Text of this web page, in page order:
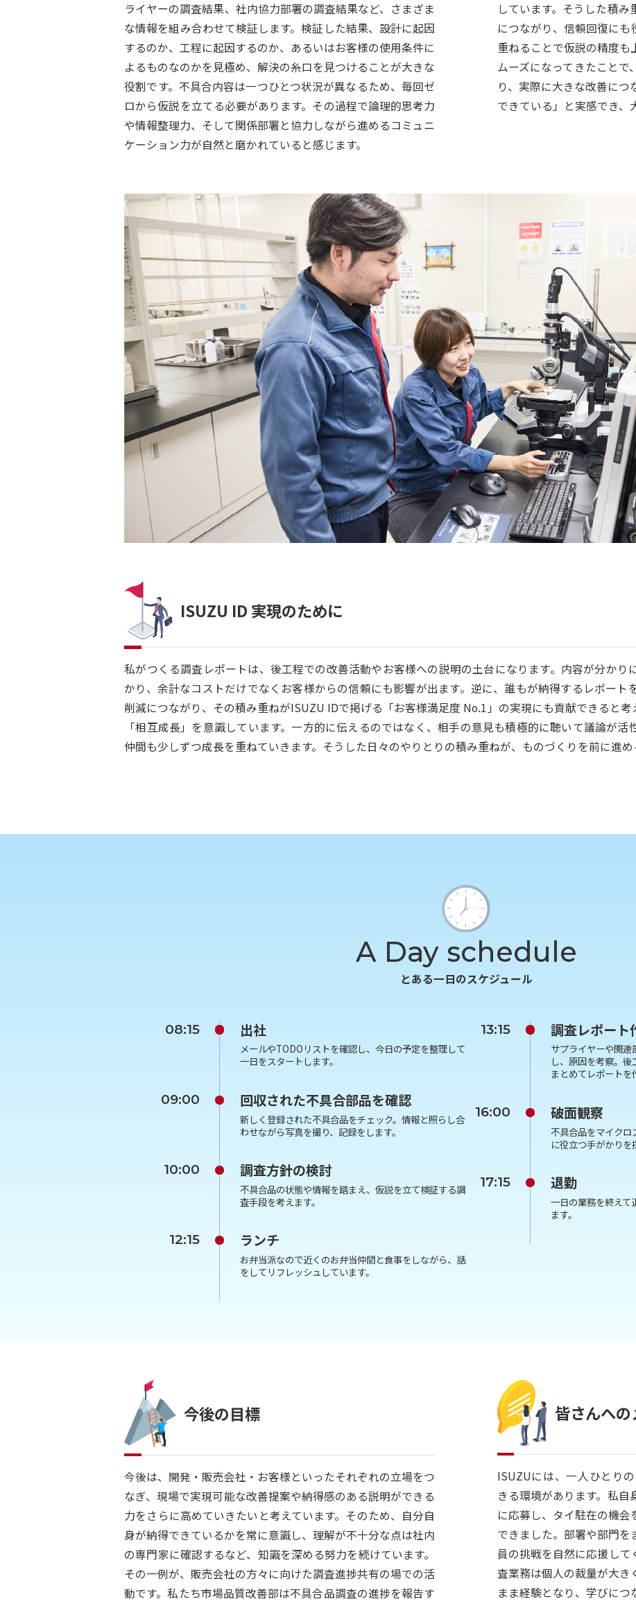
ライヤーの調査結果、社内協力部署の調査結果など、さまざま
な情報を組み合わせて検証します。検証した結果、設計に起因
するのか、工程に起因するのか、あるいはお客様の使用条件に
よるものなのかを見極め、解決の糸口を見つけることが大きな
役割です。不具合内容は一つひとつ状況が異なるため、毎回ゼ
ロから仮説を立てる必要があります。その過程で論理的思考力
や情報整理力、そして関係部署と協力しながら進めるコミュニ
ケーション力が自然と磨かれていると感じます。
しています。そうした積
につながり、信頼回復に
重ねることで仮説の精度
ムーズになってきたこと
り、実際に大きな改善に
できている」と実感でき、
ISUZU ID 実現のために
私がつくる調査レポートは、後工程での改善活動やお客様への説明の土台になります。内容が分かり
かり、余計なコストだけでなくお客様からの信頼にも影響が出ます。逆に、誰もが納得するレポート
削減につながり、その積み重ねがISUZU IDで掲げる「お客様満足度 No.1」の実現にも貢献できると
「相互成長」を意識しています。一方的に伝えるのではなく、相手の意見も積極的に聴いて議論が
仲間も少しずつ成長を重ねていきます。そうした日々のやりとりの積み重ねが、ものづくりを前に進め
A Day schedule
とある一日のスケジュール
08:15 出社
メールやTODOリストを確認し、今日の予定を整理して
一日をスタートします。
09:00 回収された不具合部品を確認
新しく登録された不具合品をチェック。情報と照らし合
わせながら写真を撮り、記録をします。
10:00 調査方針の検討
不具合品の状態や情報を踏まえ、仮説を立て検証する調
査手段を考えます。
12:15 ランチ
お弁当派なので近くのお弁当仲間と食事をしながら、話
をしてリフレッシュしています。
13:15 調査レポート
サプライヤーや関
し、原因を考察。
まとめてレポートを
16:00 破面観察
不具合品をマイクロ
に役立つ手がかりを
17:15 退勤
一日の業務を終えて
ます。
今後の目標
今後は、開発・販売会社・お客様といったそれぞれの立場をつ
なぎ、現場で実現可能な改善提案や納得感のある説明ができる
力をさらに高めていきたいと考えています。そのため、自分自
身が納得できているかを常に意識し、理解が不十分な点は社内
の専門家に確認するなど、知識を深める努力を続けています。
その一例が、販売会社の方々に向けた調査進捗共有の場での活
動です。私たち市場品質改善部は不具合品調査の進捗を報告す
皆さんへ
ISUZUには、一人ひとり
きる環境があります。私
に応募し、タイ駐在の機
できました。部署や部門
員の挑戦を自然に応援し
査業務は個人の裁量が大き
まま経験となり、学びに